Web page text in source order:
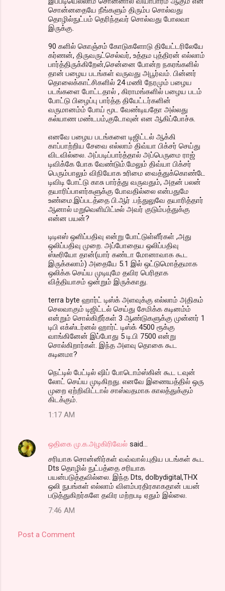
சொன்னதையே நீங்களும் திரும்ப சொல்வது
தொழில்நுட்பம் தெரிந்தவர் சொல்வது போலவா
இருக்கு.
90 களில் கொஞ்சம் கோடுகளோடு தியேட்டரிலேயே
கர்ணன், திருவருட்செல்வர், உத்தம புத்திரன் எல்லாம்
பார்த்திருக்கிறேன்,சென்னை போன்ற நகரங்களில்
தான் பழைய படங்கள் வருவது அபூர்வம். பின்னர்
தொலைக்காட்சிகளில் 24 மணி நேரமும் பழைய
படங்களை போட்டதால் , கிராமங்களில் பழைய படம்
போட்டு பிழைப்பு பார்த்த தியேட்டர்களின்
வருமானம்ம் போய் மூட வேண்டியதோ அல்லது
கல்யாண மண்டபம்,குடோவுன் என ஆகிப்போச்சு.
எனவே பழைய படங்களை டிஜிட்டல் ஆக்கி
காப்பாற்றிய சேவை எல்லாம் திவ்யா பிக்சர் செய்து
விடவில்லை. அப்படிப்பார்த்தால் அப்பெருமை ராஜ்
டிவிக்கே போக வேண்டும்.மேலும் திவ்யா பிக்சர்
பெரும்பாலும் விநியோக உரிமை வைத்துக்கொண்டே
டிவிடி போட்டு காசு பார்த்து வருவதும், அதன் பலன்
தயாரிப்பாளர்களுக்கு போவதில்லை என்பதுமே
உண்மை.இப்படத்தை பி.ஆர் .பந்துலுவே தயாரித்தார்
ஆனால் மறுவெளியிட்டீல் அவர் குடும்பத்துக்கு
என்ன பயன்?
டிடிஎஸ் ஒளிப்பதிவு என்று போட்டுள்ளீர்கள் ,அது
ஒலிப்பதிவு முறை. அப்போதைய ஒலிப்பதிவு
ஸ்டீரியோ தான்(யார் கண்டா மோனாவாக கூட
இருக்கலாம்) அதையே 5.1 இல் ஒட்டுமொத்தமாக
ஒலிக்க செய்ய முடியுமே தவிர பெரிதாக
வித்தியாசம் ஒன்றும் இருக்காது.
terra byte ஹார்ட் டிஸ்க் அளவுக்கு எல்லாம் அதிகம்
செலவாகும் டிஜிட்டல் செய்து சேமிக்க கடினம்ம்
என்றும் சொல்கிறீர்கள் 3 ஆண்டுகளுக்கு முன்னர் 1
டிபி எக்ஸ்டர்னல் ஹார்ட் டிஸ்க் 4500 ரூக்கு
வாங்கினேன் இப்போது 5 டி.பி 7500 என்று
சொல்கிறார்கள். இந்த அளவு தொகை கூட
கடினமா?
நெட்டில் பேட்டில் ஷிப் போடொம்ஸ்கின் கூட டவுன்
லோட் செய்ய முடிகிறது. எனவே இணையத்தில் ஒரு
முறை ஏற்றிவிட்டால் சாஸ்வதமாக காலத்துக்கும்
கிடக்கும்.
1:17 AM
ஒதிகை மு.க.அழகிரிவேல் said…
சரியாக சொன்னிர்கள் வவ்வால்.புதிய படங்கள் கூட
Dts தொழில் நுட்பத்தை சரியாக
பயன்படுத்தவில்லை. இந்த Dts, dolbydigital,THX
ஒலி நுபங்கள் எல்லாம் விளம்பரதிரகாகதான் பயன்
படுத்துகிறர்களே தவிர மற்றபடி ஏதும் இல்லை.
7:46 AM
Post a Comment